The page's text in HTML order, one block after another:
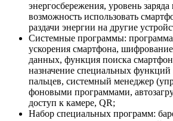
энергосбережения, уровень
возможность использовать
раздачи энергии на другие
Системные программы: программа
ускорения смартфона,
данных, функция поиска
назначение специальных функций
пальцев, системный менеджер
фоновыми программами,
доступ к камере, QR;
Набор специальных программ: